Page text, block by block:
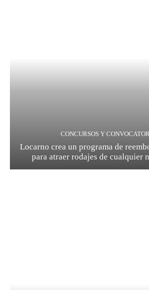
CONCURSOS Y
Locarno crea un programa de
para atraer rodajes de cualquier